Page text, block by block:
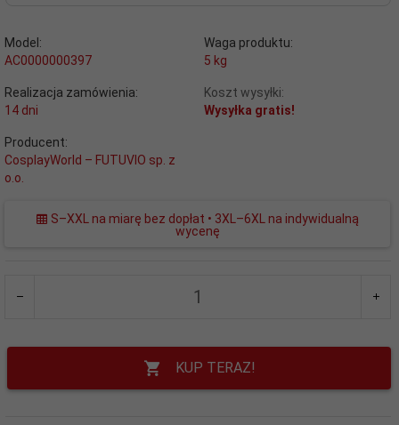
Model:
AC0000000397
Waga produktu:
5 kg
Realizacja zamówienia:
14 dni
Koszt wysyłki:
Wysyłka gratis!
Producent:
CosplayWorld – FUTUVIO sp. z
o.o.
S–XXL na miarę bez dopłat • 3XL–6XL na indywidualną
wycenę
KUP TERAZ!